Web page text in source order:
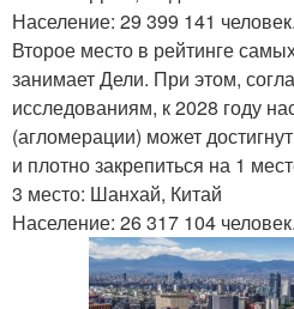
Население: 29 399 141 человек.
Второе место в рейтинге
занимает Дели. При этом,
исследованиям, к 2028 году
(агломерации) может
и плотно закрепиться на 1
3 место: Шанхай, Китай
Население: 26 317 104 человек.